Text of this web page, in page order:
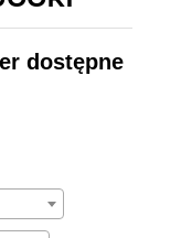
dostępne